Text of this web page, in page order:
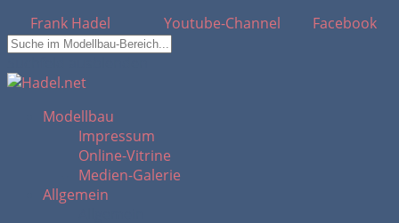
Frank Hadel
Youtube-Channel Facebook
Modellbau
Impressum
Online-Vitrine
Medien-Galerie
Allgemein